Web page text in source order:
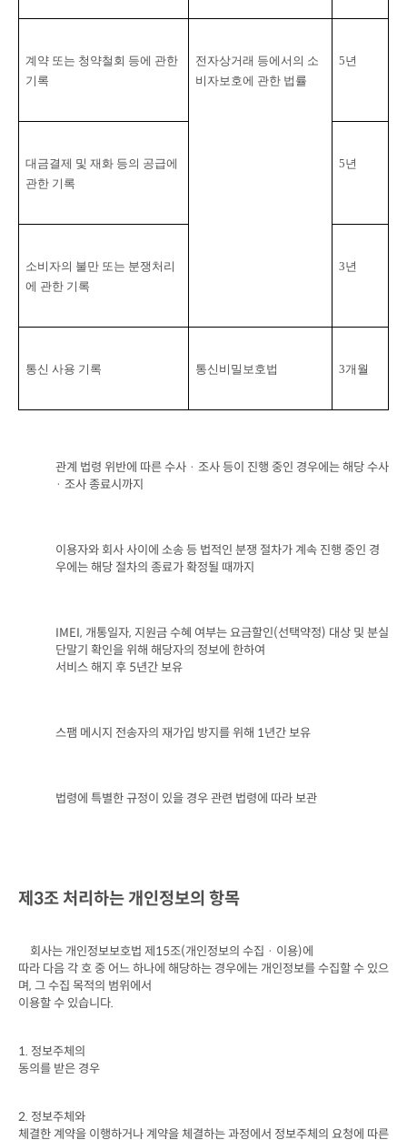
계약 또는 청약철회 등에 관한
기록
전자상거래 등에서의 소
비자보호에 관한 법률
5년
대금결제 및 재화 등의 공급에
관한 기록
5년
소비자의 불만 또는 분쟁처리
에 관한 기록
3년
통신 사용 기록 통신비밀보호법 3개월
관계 법령 위반에 따른 수사 · 조사 등이 진행 중인 경우에는 해당 수사
· 조사 종료시까지
이용자와 회사 사이에 소송 등 법적인 분쟁 절차가 계속 진행 중인 경
우에는 해당 절차의 종료가 확정될 때까지
IMEI, 개통일자, 지원금 수혜 여부는 요금할인(선택약정) 대상 및 분실
단말기 확인을 위해 해당자의 정보에 한하여
서비스 해지 후 5년간 보유
스팸 메시지 전송자의 재가입 방지를 위해 1년간 보유
법령에 특별한 규정이 있을 경우 관련 법령에 따라 보관
제 3조 처리하는 개인정보의 항목
회사는 개인정보보호법 제 15조(개인정보의 수집 · 이용)에
따라 다음 각 호 중 어느 하나에 해당하는 경우에는 개인정보를 수집할 수 있으
며, 그 수집 목적의 범위에서
이용할 수 있습니다.
1. 정보주체의
동의를 받은 경우
2. 정보주체와
체결한 계약을 이행하거나 계약을 체결하는 과정에서 정보주체의 요청에 따른